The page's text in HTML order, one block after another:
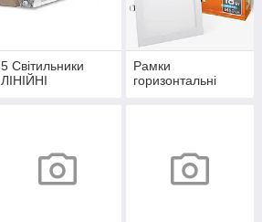
5 Світильники
ЛІНІЙНІ
Рамки
горизонтальні